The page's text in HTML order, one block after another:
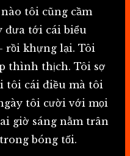
tôi cũng cầm
đưa tới cái biểu
rồi khựng lại. Tôi
thình thịch. Tôi sợ
tôi cái điều mà tôi
tôi cười với mọi
giờ sáng nằm trân
bóng tối.